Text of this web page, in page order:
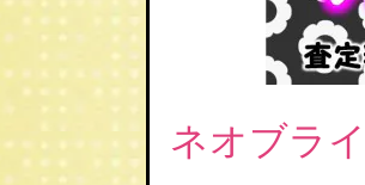
ネオブラ